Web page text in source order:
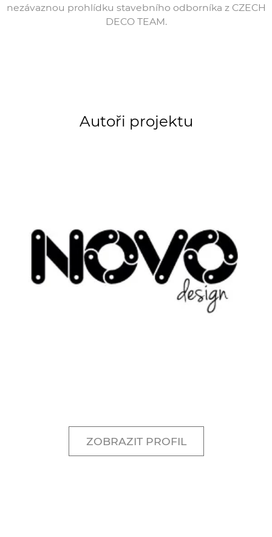
nezávaznou prohlídku stavebního odborníka z CZECH
DECO TEAM.
Autoři projektu
ZOBRAZIT PROFIL